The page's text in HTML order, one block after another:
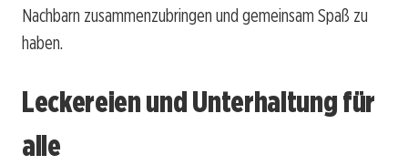
Nachbarn zusammenzubringen und gemeinsam Spaß zu
haben.
Leckereien und Unterhaltung für
alle